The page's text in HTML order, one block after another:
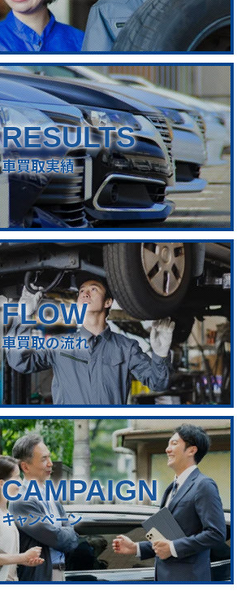
RESULTS
車買取実績
FLOW
車買取の流れ
CAMPAIGN
キャンペーン